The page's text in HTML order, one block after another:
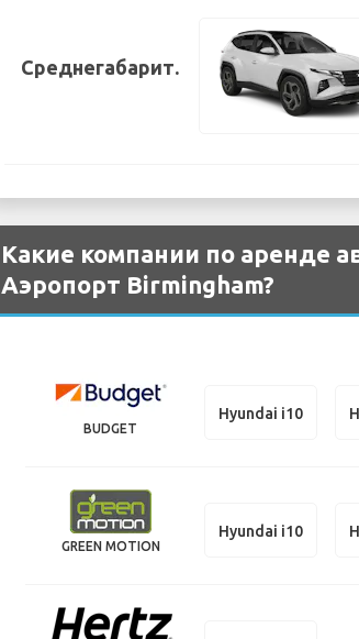
Среднегабарит.
Какие компании по аренде
Аэропорт Birmingham?
BUDGET
Hyundai i10
GREEN MOTION
Hyundai i10